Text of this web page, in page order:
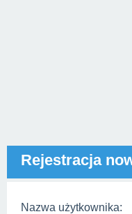
Rejestracja
Nazwa użytkownika: